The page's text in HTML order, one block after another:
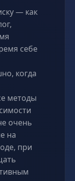
— как
себе
когда
методы
очень
на
при